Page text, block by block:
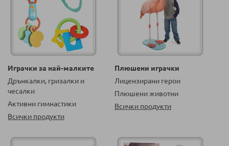
Играчки за най-малките
Дрънкалки, гризалки и
чесалки
Активни гимнастики
Всички продукти
Плюшени играчки
Лицензирани герои
Плюшени животни
Всички продукти